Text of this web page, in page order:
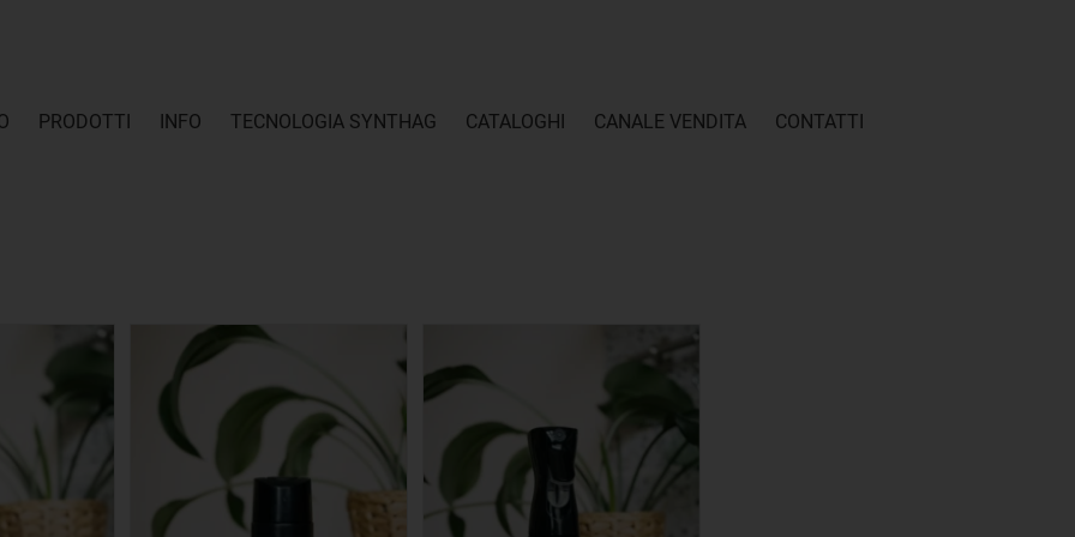
PRODOTTI INFO TECNOLOGIA SYNTHAG CATALOGHI CANALE VENDITA CONTATTI